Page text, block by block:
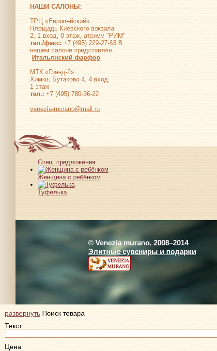
НАШИ САЛОНЫ:
ТРЦ «Европейский»
Площадь Киевского вокзала
2, 1 вход, 0 этаж, атриум "РИМ"
тел./факс: +7 (495) 229-27-63 В
нашем салоне представлен
Итальянский фарфор
МТК «Гранд-2»
Химки, Бутаково 4, 4 вход,
1 этаж
тел.: +7 (495) 780-36-22
venezia-murano@mail.ru
Спец. предложения
Женщина с ребёнком
Туфелька
© Venezia murano, 2008–2014
Элитные сувениры и подарки
развернуть Поиск товара
Текст
Цена